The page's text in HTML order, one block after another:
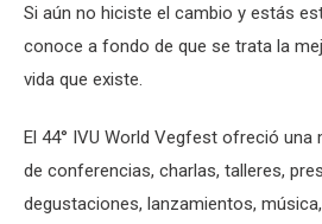
Si aún no hiciste el cambio y estás
conoce a fondo de que se trata la
vida que existe.
El 44° IVU World Vegfest ofreció
de conferencias, charlas, talleres,
degustaciones, lanzamientos,